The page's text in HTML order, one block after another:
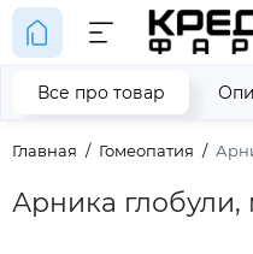
Главная Гомеопатия
Арника глобули,
Все про товар